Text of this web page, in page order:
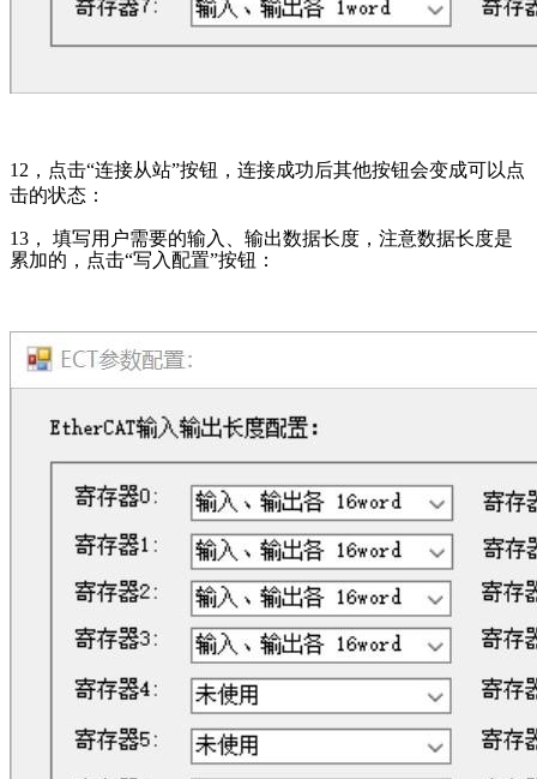
12， 点击“连接从站”按钮，连接成功后其他按钮会变成可以点
击的状态：
13 ， 填写用户需要的输入、输出数据长度，注意数据长度是
累加的，点击“写入配置”按钮：